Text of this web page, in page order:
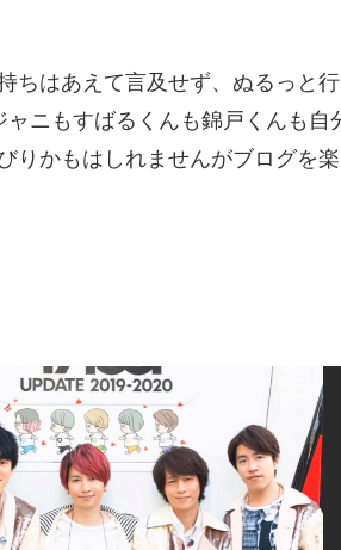
ちはあえて言及せず、ぬるっと行
ャニもすばるくんも錦戸くんも
りかもはしれませんがブログを